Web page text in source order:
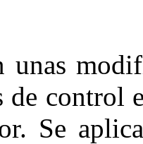
unas
de control
Se